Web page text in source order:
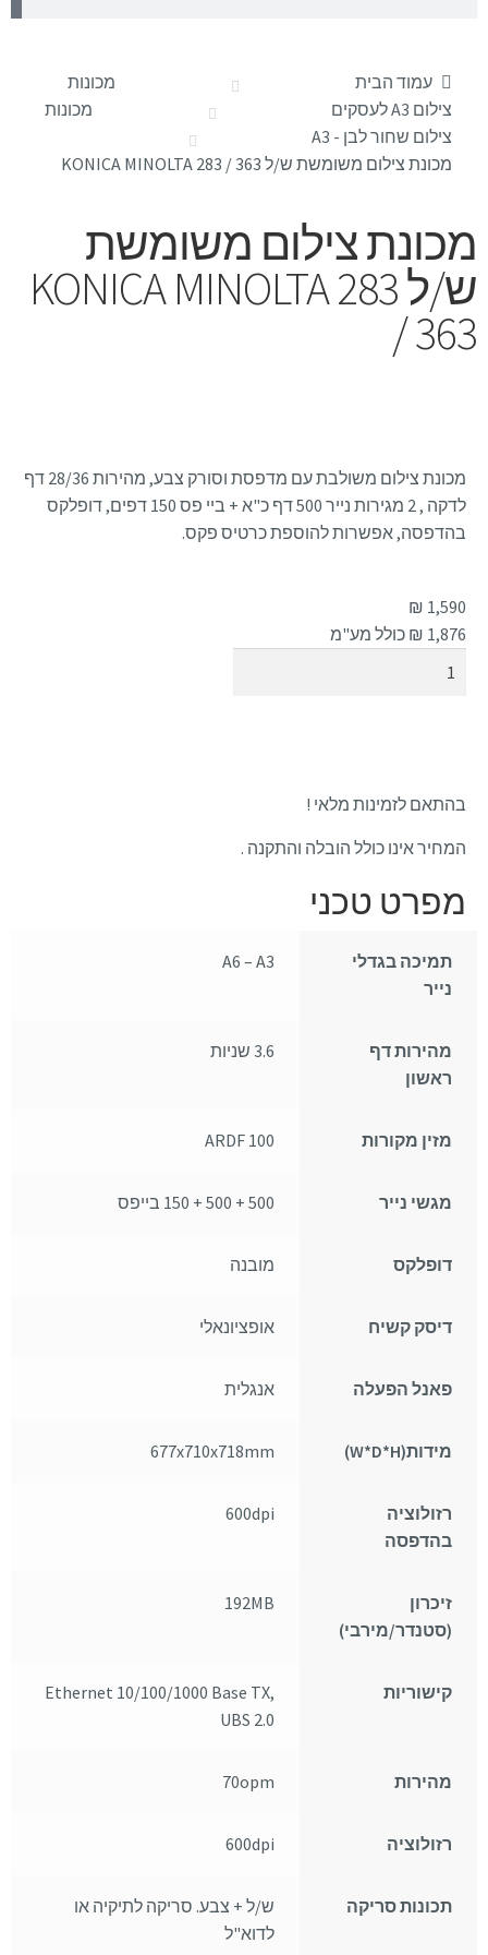
עמוד הבית
מכונות
צילום A3 לעסקים
מכונות
צילום שחור לבן - A3
מכונת צילום משומשת ש/ל KONICA MINOLTA 283 / 363
מכונת צילום משומשת
ש/ל KONICA MINOLTA 283
/ 363
מכונת צילום משולבת עם מדפסת וסורק צבע, מהירות 28/36 דף
לדקה , 2 מגירות נייר 500 דף כ"א + ביי פס 150 דפים, דופלקס
בהדפסה, אפשרות להוספת כרטיס פקס.
1,590
₪
1,876 ₪ כולל מע"מ
בהתאם לזמינות מלאי !
המחיר אינו כולל הובלה והתקנה .
מפרט טכני
תמיכה בגדלי
נייר
A6 – A3
מהירות דף
ראשון
3.6 שניות
מזין מקורות 100 ARDF
מגשי נייר 500 + 500 + 150 בייפס
דופלקס מובנה
דיסק קשיח אופציונאלי
פאנל הפעלה אנגלית
מידות(W*D*H) 677x710x718mm
רזולוציה
בהדפסה
600dpi
זיכרון
(סטנדר/מירבי)
192MB
קישוריות
Ethernet 10/100/1000 Base TX,
UBS 2.0
מהירות 70opm
רזולוציה 600dpi
תכונות סריקה
ש/ל + צבע. סריקה לתיקיה או
לדוא"ל